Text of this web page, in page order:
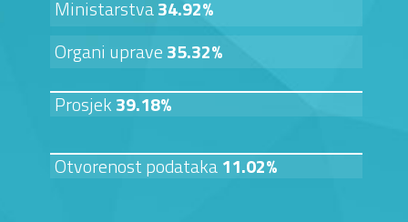
Ministarstva34.92%
Organi uprave35.32%
Prosjek39.18%
Otvorenost podataka11.02%